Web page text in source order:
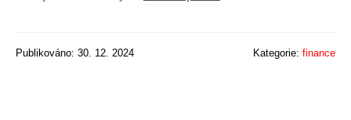
Publikováno: 30. 12. 2024 Kategorie: finance